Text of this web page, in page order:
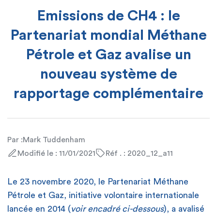
Expertise et solutions
Emissions de CH4 : le
Partenariat mondial Méthane
Pétrole et Gaz avalise un
nouveau système de
rapportage complémentaire
Par :Mark Tuddenham
Modifié le : 11/01/2021
Réf . : 2020_12_a11
Le 23 novembre 2020, le Partenariat Méthane
Pétrole et Gaz, initiative volontaire internationale
lancée en 2014 (voir encadré ci-dessous), a avalisé